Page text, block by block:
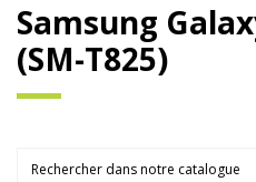
Samsung
(SM-T825)